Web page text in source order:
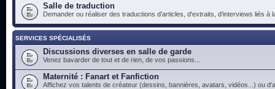
Salle de traduction
Demander ou réaliser des traductions d'articles, d'extraits, d'interviews liés à
SERVICES SPÉCIALISÉS
Discussions diverses en salle de garde
Venez bavarder de tout et de rien, de vos passions...
Maternité : Fanart et Fanfiction
Affichez vos talents de créateur (dessins, bannières, avatars, vidéos...) ou